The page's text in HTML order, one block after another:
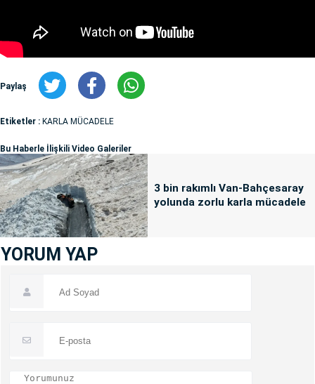
Paylaş
Etiketler : KARLA MÜCADELE
Bu Haberle İlişkili Video Galeriler
3 bin rakımlı Van-Bahçesaray
yolunda zorlu karla mücadele
YORUM YAP